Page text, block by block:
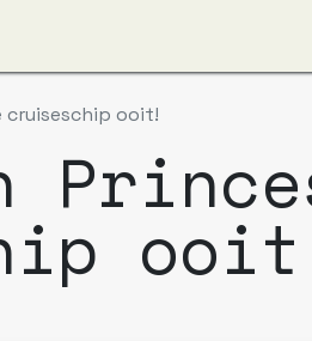
cruiseschip ooit!